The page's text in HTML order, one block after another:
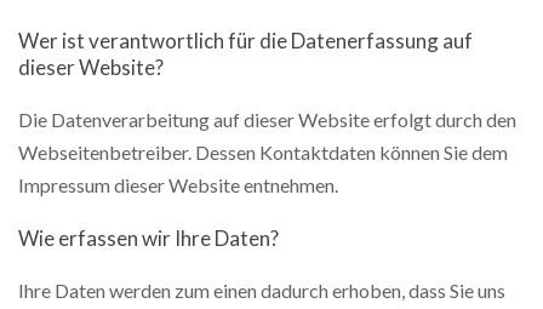
Wer ist verantwortlich für die Datenerfassung auf
dieser Website?
Die Datenverarbeitung auf dieser Website erfolgt durch den
Webseitenbetreiber. Dessen Kontaktdaten können Sie dem
Impressum dieser Website entnehmen.
Wie erfassen wir Ihre Daten?
Ihre Daten werden zum einen dadurch erhoben, dass Sie uns